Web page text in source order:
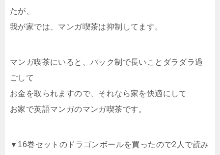
たが、
我が家では、マンガ喫茶は抑制してます。
マンガ喫茶にいると、パック制で長いことダラダラ過
ごして
お金を取られますので、それなら家を快適にして
お家で英語マンガのマンガ喫茶です。
▼16巻セットのドラゴンボールを買ったので2人で読み